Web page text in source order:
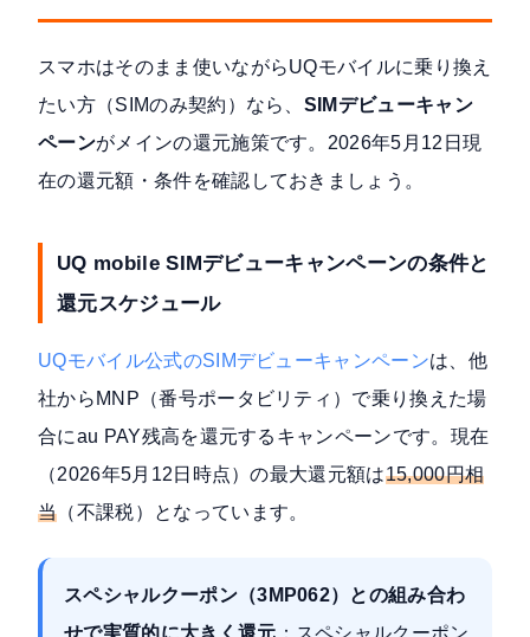
スマホはそのまま使いながらUQモバイルに乗り換え
たい方（SIMのみ契約）なら、 SIMデビューキャン
ペーンがメインの還元施策です。2026年5月12日現
在の還元額・条件を確認しておきましょう。
UQ mobile SIMデビューキャンペーンの条件と
還元スケジュール
UQモバイル公式のSIMデビューキャンペーンは、他
社からMNP（番号ポータビリティ）で乗り換えた場
合にau PAY残高を還元するキャンペーンです。現在
（2026年5月12日時点）の最大還元額は15,000円相
当 （不課税）となっています。
スペシャルクーポン（3MP062）との組み合わ